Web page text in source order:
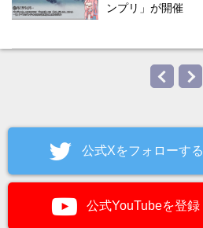
ンプリ」が開催
公式Xをフォローする
公式YouTubeを登録